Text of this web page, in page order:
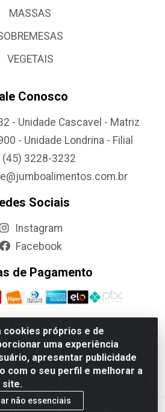
cookies próprios e de
uma experiência
apresentar publicidade
com o seu perfil e melhorar a
site.
não essenciais
MASSAS
VEGETAIS
Conosco
- Unidade Cascavel - Matriz
- Unidade Londrina - Filial
(45) 3228-3232
Sociais
Instagram
Facebook
de Pagamento
- Matriz - Rua Itatiba Do Sul, 161 -
PR - CEP 85804-700- CNPJ
0001-90